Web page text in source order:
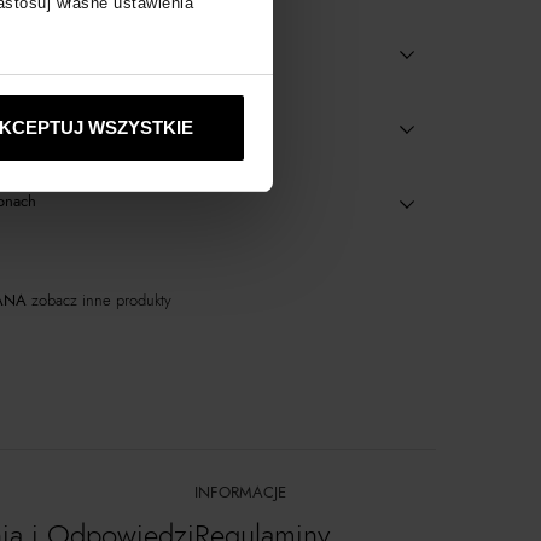
WSZYSTKIE
zobacz inne produkty
INFORMACJE